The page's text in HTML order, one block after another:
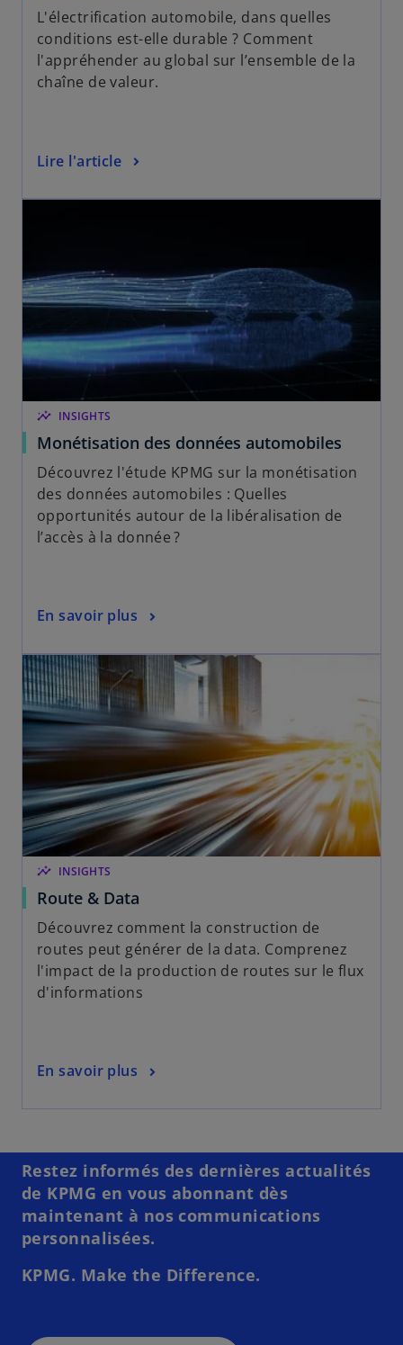
L'électrification automobile, dans quelles
conditions est-elle durable ? Comment
l'appréhender au global sur l’ensemble de la
chaîne de valeur.
Lire l'article
insights INSIGHTS
Monétisation des données automobiles
Découvrez l'étude KPMG sur la monétisation
des données automobiles : Quelles
opportunités autour de la libéralisation de
l’accès à la donnée ?
En savoir plus
insights INSIGHTS
Route & Data
Découvrez comment la construction de
routes peut générer de la data. Comprenez
l'impact de la production de routes sur le flux
d'informations
En savoir plus
Restez informés des dernières actualités
de KPMG en vous abonnant dès
maintenant à nos communications
personnalisées.
KPMG. Make the Difference.